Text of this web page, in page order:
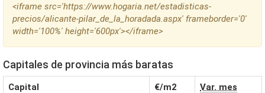
<iframe src='https://www.hogaria.net/estadisticas-
precios/alicante-pilar_de_la_horadada.aspx' frameborder='0'
width='100%' height='600px'></iframe>
Capitales de provincia más baratas
Capital €/m2 Var. mes